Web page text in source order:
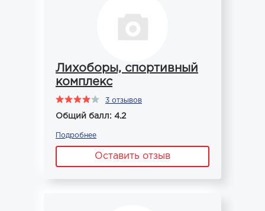
Лихоборы, спортивный
комплекс
3 отзывов
Общий балл: 4.2
Подробнее
Оставить отзыв